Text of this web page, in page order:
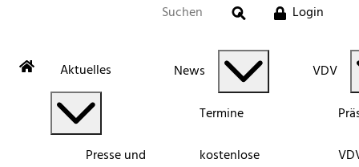
Suche
Login
Aktuelles
Presse und
News
Termine
kostenlose
VDV